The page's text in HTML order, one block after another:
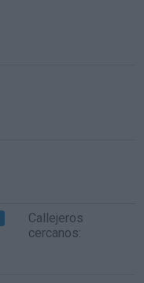
Callejeros
cercanos: